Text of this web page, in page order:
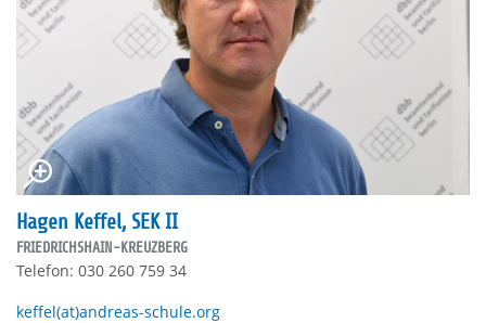
Hagen Keffel, SEK II
FRIEDRICHSHAIN-KREUZBERG
Telefon: 030 260 759 34
keffel(at)andreas-schule.org